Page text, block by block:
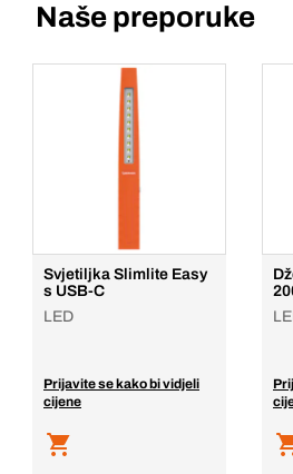
Naše preporuke
Svjetiljka Slimlite Easy
s USB-C
LED
Prijavite se kako bi vidjeli
cijene